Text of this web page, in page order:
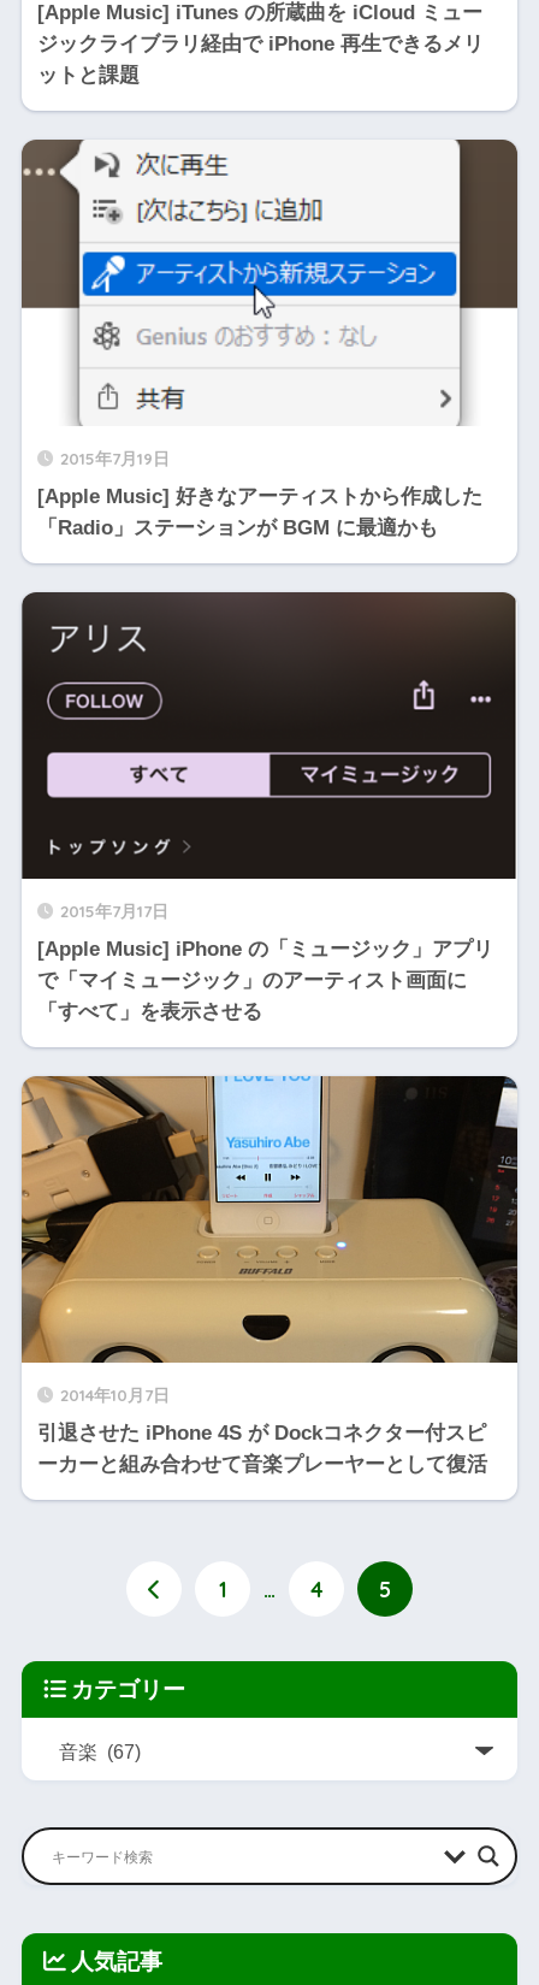
[Apple Music] iTunes の所蔵曲を iCloud ミュー
ジックライブラリ経由で iPhone 再生できるメリ
ットと課題
2015年7月19日
[Apple Music] 好きなアーティストから作成した
「Radio」ステーションが BGM に最適かも
2015年7月17日
[Apple Music] iPhone の「ミュージック」アプリ
で「マイミュージック」のアーティスト画面に
「すべて」を表示させる
2014年10月7日
引退させた iPhone 4S が Dockコネクター付スピ
ーカーと組み合わせて音楽プレーヤーとして復活
1 … 4 5
カテゴリー
人気記事